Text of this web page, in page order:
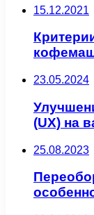
15.12.2021
23.05.2024
(UX) на
25.08.2023